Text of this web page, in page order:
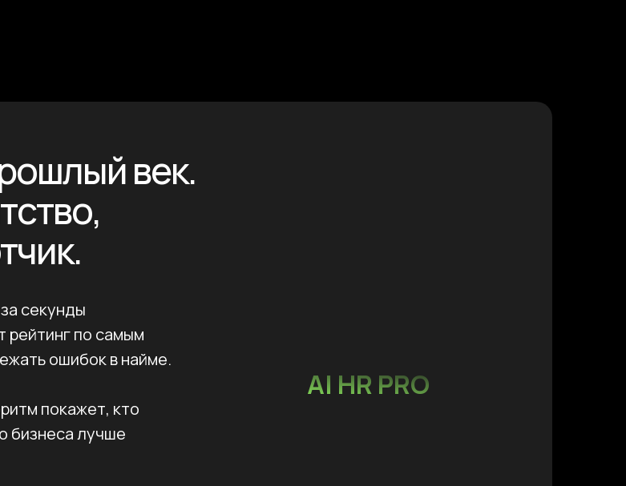
век.
секунды
рейтинг по самым
ошибок в найме.
покажет, кто
бизнеса лучше
AI HR PRO